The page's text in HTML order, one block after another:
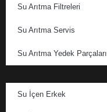
Su Arıtma Filtreleri
Su Arıtma Servis
Su Arıtma Yedek Parçaları
Su İçen Erkek